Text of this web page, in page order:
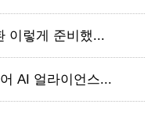
이렇게 준비했...
AI 얼라이언스...